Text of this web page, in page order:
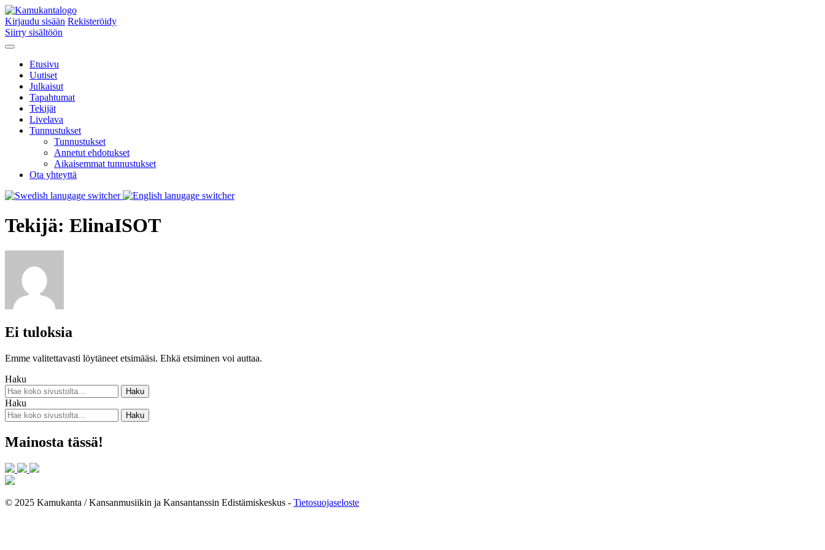
Kirjaudu sisään Rekisteröidy
Siirry sisältöön
Etusivu
Uutiset
Julkaisut
Tapahtumat
Tekijät
Livelava
Tunnustukset
Tunnustukset
Annetut ehdotukset
Aikaisemmat tunnustukset
Ota yhteyttä
Tekijä: ElinaISOT
Ei tuloksia
Emme valitettavasti löytäneet etsimääsi. Ehkä etsiminen voi auttaa.
Haku
Haku
Mainosta tässä!
© 2025 Kamukanta / Kansanmusiikin ja Kansantanssin Edistämiskeskus - Tietosuojaseloste